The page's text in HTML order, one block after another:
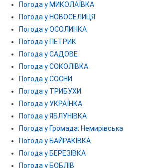
Погода у МИКОЛАЇВКА
Погода у НОВОСЕЛИЦЯ
Погода у ОСОЛИНКА
Погода у ПЕТРИК
Погода у САДОВЕ
Погода у СОКОЛІВКА
Погода у СОСНИ
Погода у ТРИБУХИ
Погода у УКРАЇНКА
Погода у ЯБЛУНІВКА
Погода у Громада: Немирівська
Погода у БАЙРАКІВКА
Погода у БЕРЕЗІВКА
Погода у БОБЛІВ